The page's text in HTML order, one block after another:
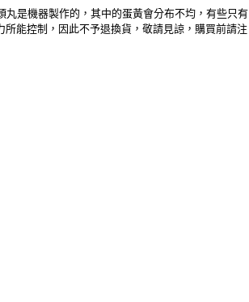
是機器製作的，其中的蛋黃會分布不均，有些只有
能控制，因此不予退換貨，敬請見諒，購買前請注